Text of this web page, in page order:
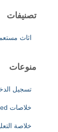
تصنيفات
اثاث
منوعات
تسجيل
خلاصات Feed الإدخالات
خلاصة